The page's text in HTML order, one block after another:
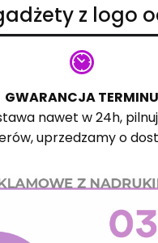
z logo
GWARANCJA TERMINU
nawet w 24h,
uprzedzamy o